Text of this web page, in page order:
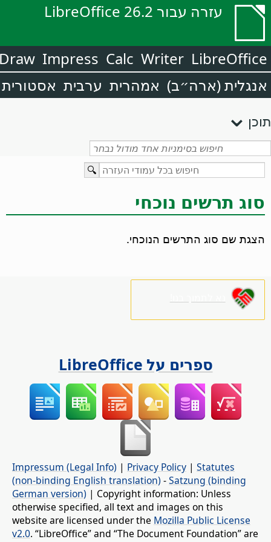
עזרה עבור LibreOffice 26.2
LibreOffice
Writer
Calc
Impress
אנגלית (ארה״ב) אמהרית ערבית אסטורית
תוכן
סוג תרשים נוכחי
הצגת שם סוג התרשים הנוכחי.
ספרים על LibreOffice
Impressum (Legal Info) | Privacy Policy | Statutes
(non-binding English translation) -Satzung (binding
German version) | Copyright information: Unless
otherwise specified, all text and images on this
website are licensed under the Mozilla Public License
v2.0. “LibreOffice” and “The Document Foundation” are